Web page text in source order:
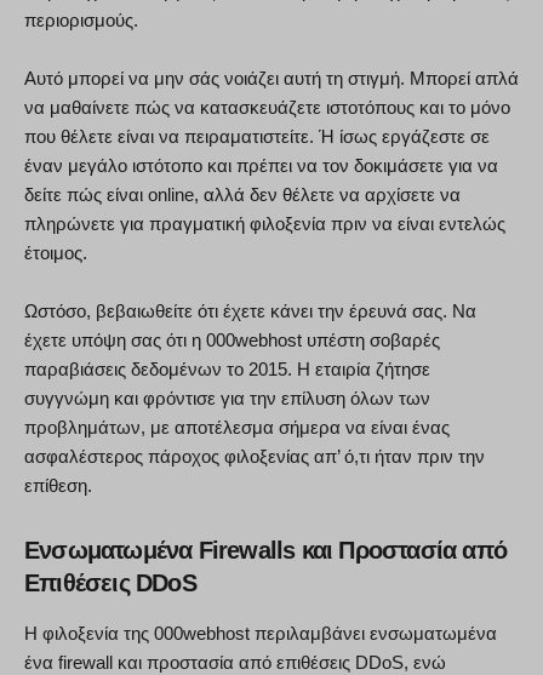
περιορισμούς.
Αυτό μπορεί να μην σάς νοιάζει αυτή τη στιγμή. Μπορεί απλά
να μαθαίνετε πώς να κατασκευάζετε ιστοτόπους και το μόνο
που θέλετε είναι να πειραματιστείτε. Ή ίσως εργάζεστε σε
έναν μεγάλο ιστότοπο και πρέπει να τον δοκιμάσετε για να
δείτε πώς είναι online, αλλά δεν θέλετε να αρχίσετε να
πληρώνετε για πραγματική φιλοξενία πριν να είναι εντελώς
έτοιμος.
Ωστόσο, βεβαιωθείτε ότι έχετε κάνει την έρευνά σας. Να
έχετε υπόψη σας ότι η 000webhost υπέστη σοβαρές
παραβιάσεις δεδομένων το 2015. Η εταιρία ζήτησε
συγγνώμη και φρόντισε για την επίλυση όλων των
προβλημάτων, με αποτέλεσμα σήμερα να είναι ένας
ασφαλέστερος πάροχος φιλοξενίας απ’ ό,τι ήταν πριν την
επίθεση.
Ενσωματωμένα Firewalls και Προστασία από
Επιθέσεις DDoS
Η φιλοξενία της 000webhost περιλαμβάνει ενσωματωμένα
ένα firewall και προστασία από επιθέσεις DDoS, ενώ